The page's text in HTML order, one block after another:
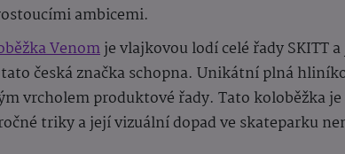
ambicemi.
Venomje vlajkovou lodí celé řady SKITT
česká značka schopna. Unikátní plná
vrcholem produktové řady. Tato koloběžka
triky a její vizuální dopad ve skateparku